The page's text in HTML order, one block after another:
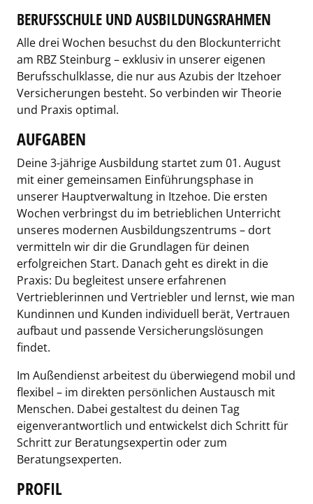
BERUFSSCHULE UND AUSBILDUNGSRAHMEN
Alle drei Wochen besuchst du den Blockunterricht
am RBZ Steinburg – exklusiv in unserer eigenen
Berufsschulklasse, die nur aus Azubis der Itzehoer
Versicherungen besteht. So verbinden wir Theorie
und Praxis optimal.
AUFGABEN
Deine 3-jährige Ausbildung startet zum 01. August
mit einer gemeinsamen Einführungsphase in
unserer Hauptverwaltung in Itzehoe. Die ersten
Wochen verbringst du im betrieblichen Unterricht
unseres modernen Ausbildungszentrums – dort
vermitteln wir dir die Grundlagen für deinen
erfolgreichen Start. Danach geht es direkt in die
Praxis: Du begleitest unsere erfahrenen
Vertrieblerinnen und Vertriebler und lernst, wie man
Kundinnen und Kunden individuell berät, Vertrauen
aufbaut und passende Versicherungslösungen
findet.
Im Außendienst arbeitest du überwiegend mobil und
flexibel – im direkten persönlichen Austausch mit
Menschen. Dabei gestaltest du deinen Tag
eigenverantwortlich und entwickelst dich Schritt für
Schritt zur Beratungsexpertin oder zum
Beratungsexperten.
PROFIL